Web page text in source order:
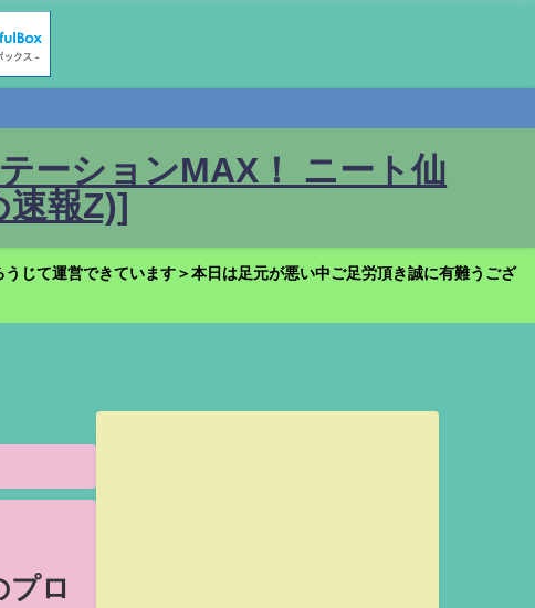
ーションMAX！ ニート仙
速報Z)]
じて運営できています＞本日は足元が悪い中ご足労頂き誠に有難うござ
プロ